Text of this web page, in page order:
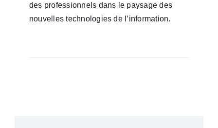
des professionnels dans le paysage des
nouvelles technologies de l’information.